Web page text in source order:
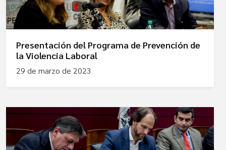
Presentación del Programa de Prevención de
la Violencia Laboral
29 de marzo de 2023